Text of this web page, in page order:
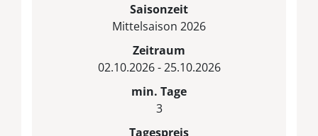
Saisonzeit
Mittelsaison 2026
Zeitraum
02.10.2026 - 25.10.2026
min. Tage
3
Tagespreis